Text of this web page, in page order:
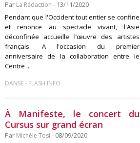
Par La Rédaction - 13/11/2020
Pendant que l'Occident tout entier se confine
et renonce au spectacle vivant, l'Asie
déconfinée accueille l’œuvre des artistes
français. A l'occasion du premier
anniversaire de la collaboration entre le
Centre ...
DANSE- FLASH INFO
À Manifeste, le concert du
Cursus sur grand écran
Par Michèle Tosi - 08/09/2020